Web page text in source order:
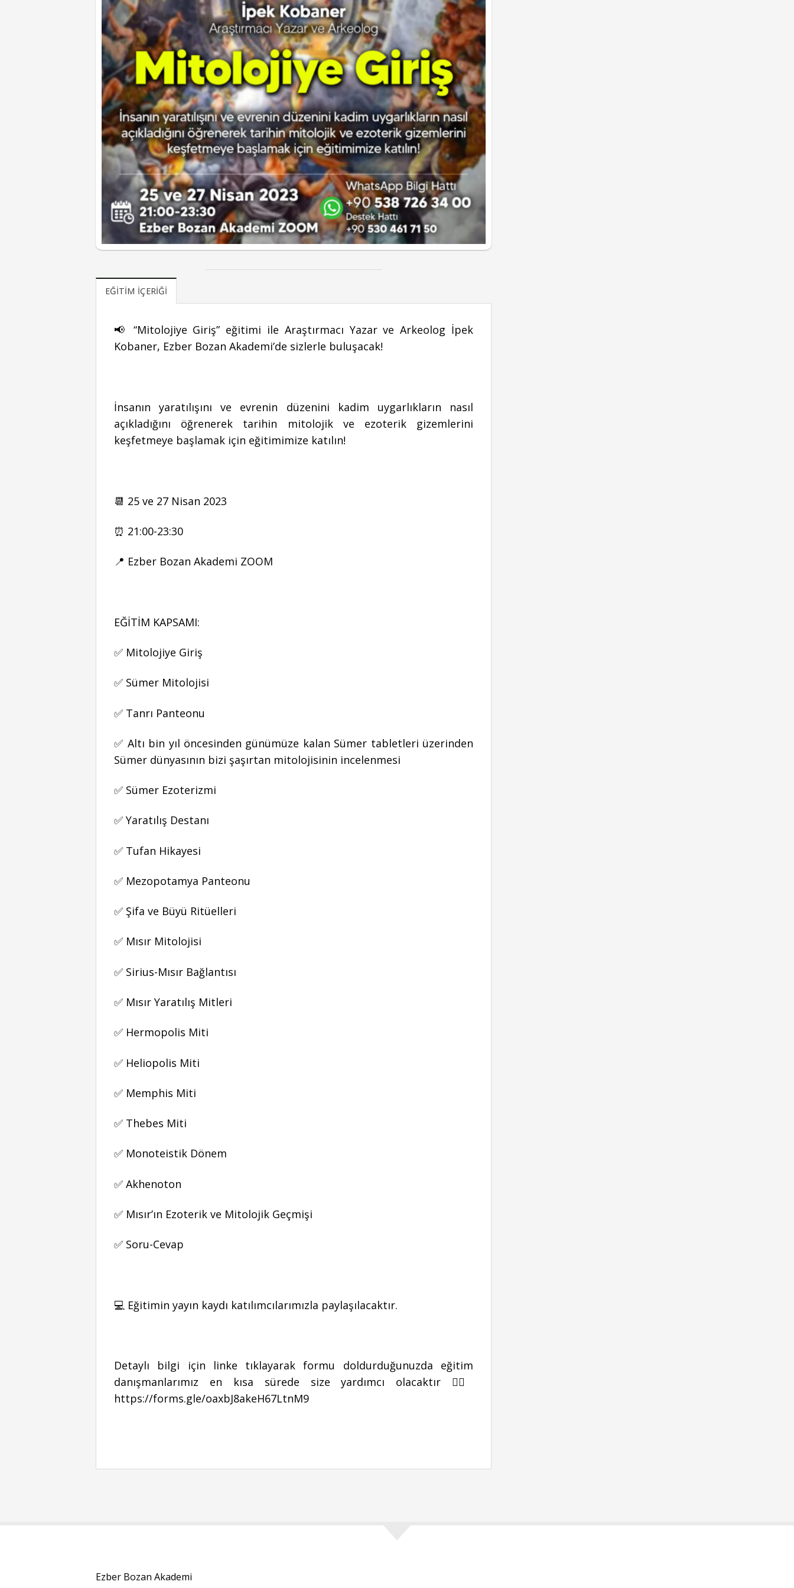
EĞITIM İÇERIĞI
📢 “Mitolojiye Giriş” eğitimi ile Araştırmacı Yazar ve Arkeolog İpek
Kobaner, Ezber Bozan Akademi’de sizlerle buluşacak!
İnsanın yaratılışını ve evrenin düzenini kadim uygarlıkların nasıl
açıkladığını öğrenerek tarihin mitolojik ve ezoterik gizemlerini
keşfetmeye başlamak için eğitimimize katılın!
📆 25 ve 27 Nisan 2023
⏰ 21:00-23:30
📍 Ezber Bozan Akademi ZOOM
EĞİTİM KAPSAMI:
✅ Mitolojiye Giriş
✅ Sümer Mitolojisi
✅ Tanrı Panteonu
✅ Altı bin yıl öncesinden günümüze kalan Sümer tabletleri üzerinden
Sümer dünyasının bizi şaşırtan mitolojisinin incelenmesi
✅ Sümer Ezoterizmi
✅ Yaratılış Destanı
✅ Tufan Hikayesi
✅ Mezopotamya Panteonu
✅ Şifa ve Büyü Ritüelleri
✅ Mısır Mitolojisi
✅ Sirius-Mısır Bağlantısı
✅ Mısır Yaratılış Mitleri
✅ Hermopolis Miti
✅ Heliopolis Miti
✅ Memphis Miti
✅ Thebes Miti
✅ Monoteistik Dönem
✅ Akhenoton
✅ Mısır’ın Ezoterik ve Mitolojik Geçmişi
✅ Soru-Cevap
💻 Eğitimin yayın kaydı katılımcılarımızla paylaşılacaktır.
Detaylı bilgi için linke tıklayarak formu doldurduğunuzda eğitim
danışmanlarımız en kısa sürede size yardımcı olacaktır 👉🏻
https://forms.gle/oaxbJ8akeH67LtnM9
Ezber Bozan Akademi